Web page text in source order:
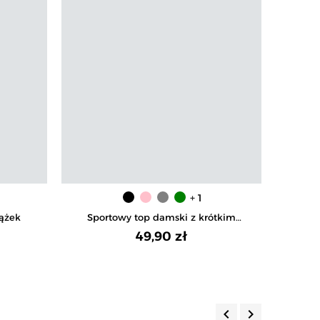
Sportowy top damski z krótkim
rękawem
49,90 zł
+ 1
keyboard_arrow_left keyboard_arrow_right